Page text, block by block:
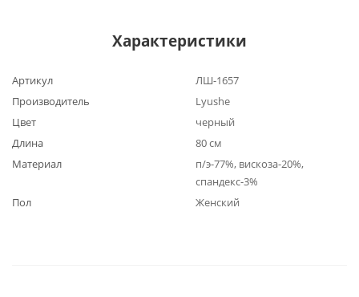
Характеристики
Артикул
ЛШ-1657
Производитель
Lyushe
Цвет
черный
Длина
80 см
Материал
п/э-77%, вискоза-20%,
спандекс-3%
Пол
Женский